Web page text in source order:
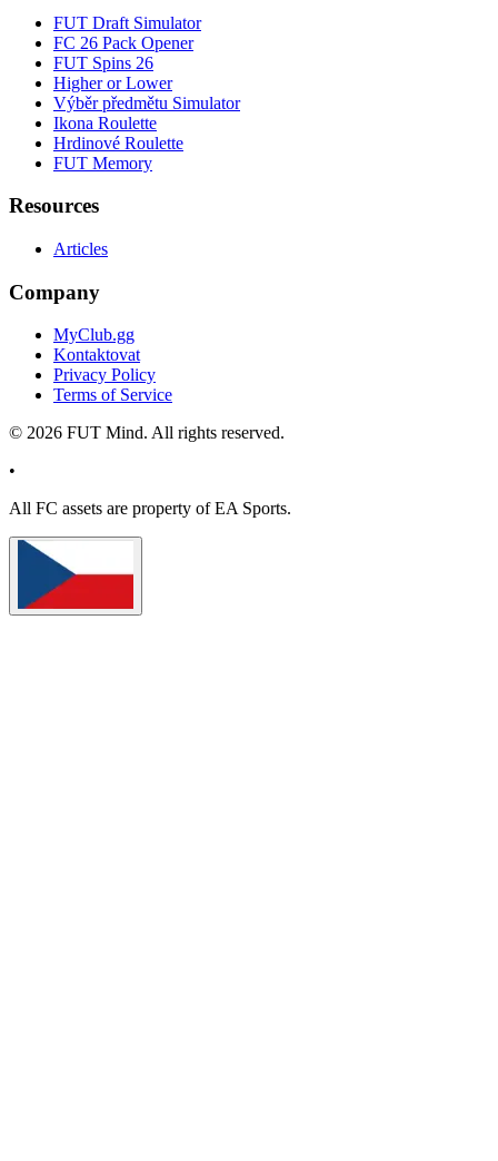
FUT Draft Simulator
FC 26 Pack Opener
FUT Spins 26
Higher or Lower
Výběr předmětu Simulator
Ikona Roulette
Hrdinové Roulette
FUT Memory
Resources
Articles
Company
MyClub.gg
Kontaktovat
Privacy Policy
Terms of Service
© 2026 FUT Mind. All rights reserved.
•
All FC assets are property of EA Sports.